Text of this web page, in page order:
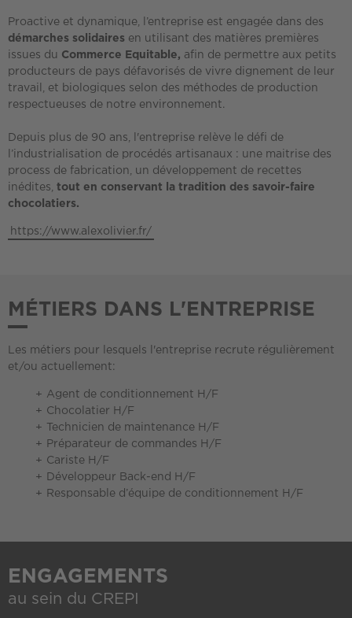
Proactive et dynamique, l’entreprise est engagée dans des
démarches solidaires en utilisant des matières premières
issues du Commerce Equitable, afin de permettre aux petits
producteurs de pays défavorisés de vivre dignement de leur
travail, et biologiques selon des méthodes de production
respectueuses de notre environnement.
Depuis plus de 90 ans, l'entreprise relève le défi de
l’industrialisation de procédés artisanaux : une maitrise des
process de fabrication, un développement de recettes
inédites, tout en conservant la tradition des savoir-faire
chocolatiers.
https://www.alexolivier.fr/
MÉTIERS DANS L'ENTREPRISE
Les métiers pour lesquels l'entreprise recrute régulièrement
et/ou actuellement:
Agent de conditionnement H/F
Chocolatier H/F
Technicien de maintenance H/F
Préparateur de commandes H/F
Cariste H/F
Développeur Back-end H/F
Responsable d’équipe de conditionnement H/F
ENGAGEMENTS
au sein du CREPI